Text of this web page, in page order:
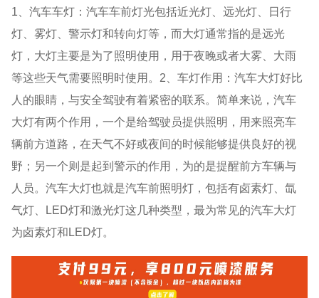
1、汽车车灯：汽车车前灯光包括近光灯、远光灯、日行
灯、雾灯、警示灯和转向灯等，而大灯通常指的是远光
灯，大灯主要是为了照明使用，用于夜晚或者大雾、大雨
等这些天气需要照明时使用。2、车灯作用：汽车大灯好比
人的眼睛，与安全驾驶有着紧密的联系。简单来说，汽车
大灯有两个作用，一个是给驾驶员提供照明，用来照亮车
辆前方道路，在天气不好或夜间的时候能够提供良好的视
野；另一个则是起到警示的作用，为的是提醒前方车辆与
人员。汽车大灯也就是汽车前照明灯，包括有卤素灯、氙
气灯、LED灯和激光灯这几种类型，最为常见的汽车大灯
为卤素灯和LED灯。